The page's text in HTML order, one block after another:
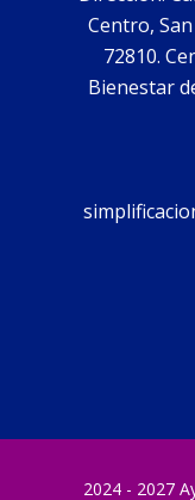
Centro,
72810.
Bienestar
2024 - 2027